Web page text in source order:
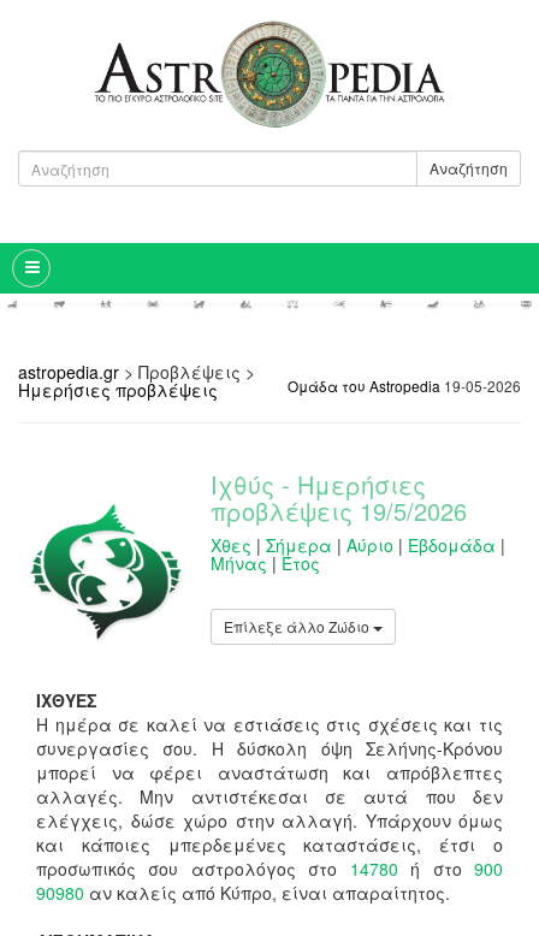
Αναζήτηση
Ομάδα του Astropedia 19-05-2026
astropedia.gr > Προβλέψεις >
Ημερήσιες προβλέψεις
Ιχθύς - Ημερήσιες
προβλέψεις 19/5/2026
Χθες | Σήμερα | Αύριο | Εβδομάδα |
Μήνας | Έτος
Επίλεξε άλλο Ζώδιο
ΙΧΘΥΕΣ
Η ημέρα σε καλεί να εστιάσεις στις σχέσεις και τις
συνεργασίες σου. Η δύσκολη όψη Σελήνης-Κρόνου
μπορεί να φέρει αναστάτωση και απρόβλεπτες
αλλαγές. Μην αντιστέκεσαι σε αυτά που δεν
ελέγχεις, δώσε χώρο στην αλλαγή. Υπάρχουν όμως
και κάποιες μπερδεμένες καταστάσεις, έτσι ο
προσωπικός σου αστρολόγος στο 14780 ή στο900
90980 αν καλείς από Κύπρο, είναι απαραίτητος.